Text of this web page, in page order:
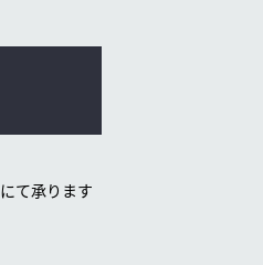
にて承ります